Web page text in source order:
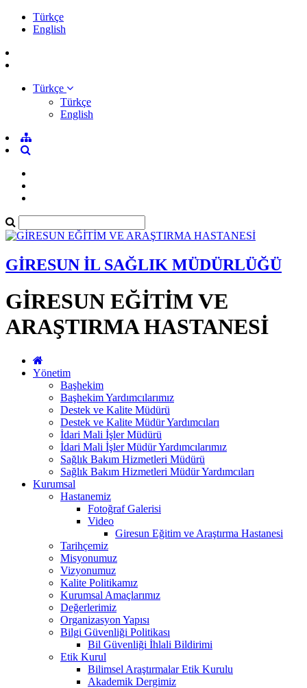
Türkçe
English
Türkçe
Türkçe
English
GİRESUN İL SAĞLIK MÜDÜRLÜĞÜ
GİRESUN EĞİTİM VE
ARAŞTIRMA HASTANESİ
Yönetim
Başhekim
Başhekim Yardımcılarımız
Destek ve Kalite Müdürü
Destek ve Kalite Müdür Yardımcıları
İdari Mali İşler Müdürü
İdari Mali İşler Müdür Yardımcılarımız
Sağlık Bakım Hizmetleri Müdürü
Sağlık Bakım Hizmetleri Müdür Yardımcıları
Kurumsal
Hastanemiz
Fotoğraf Galerisi
Video
Giresun Eğitim ve Araştırma Hastanesi
Tarihçemiz
Misyonumuz
Vizyonumuz
Kalite Politikamız
Kurumsal Amaçlarımız
Değerlerimiz
Organizasyon Yapısı
Bilgi Güvenliği Politikası
Bil Güvenliği İhlali Bildirimi
Etik Kurul
Bilimsel Araştırmalar Etik Kurulu
Akademik Dergimiz